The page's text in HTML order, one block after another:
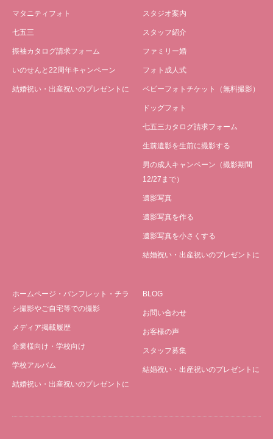
マタニティフォト
七五三
振袖カタログ請求フォーム
いのせんと22周年キャンペーン
結婚祝い・出産祝いのプレゼントに
スタジオ案内
スタッフ紹介
ファミリー婚
フォト成人式
ベビーフォトチケット（無料撮影）
ドッグフォト
七五三カタログ請求フォーム
生前遺影を生前に撮影する
男の成人キャンペーン（撮影期間
12/27まで）
遺影写真
遺影写真を作る
遺影写真を小さくする
結婚祝い・出産祝いのプレゼントに
ホームページ・パンフレット・チラ
シ撮影やご自宅等での撮影
メディア掲載履歴
企業様向け・学校向け
学校アルバム
結婚祝い・出産祝いのプレゼントに
BLOG
お問い合わせ
お客様の声
スタッフ募集
結婚祝い・出産祝いのプレゼントに